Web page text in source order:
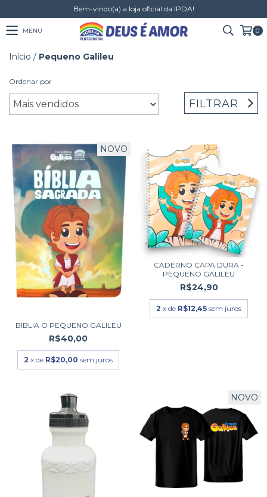
Bem-vindo(a) a loja oficial da IPDA!
MENU 0
Início / Pequeno Galileu
Ordenar por
FILTRAR
NOVO
BIBLIA O PEQUENO GALILEU
R$40,00
2 x de R$20,00 sem juros
CADERNO CAPA DURA -
PEQUENO GALILEU
R$24,90
2 x de R$12,45 sem juros
NOVO